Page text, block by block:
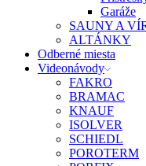
Garáže
SAUNY A
ALTÁNKY
Odberné miesta
Videonávody
FAKRO
BRAMAC
KNAUF
ISOLVER
SCHIEDL
POROTERM